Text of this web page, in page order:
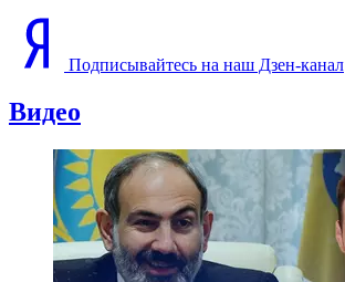
Подписывайтесь на наш Дзен-канал
Видео